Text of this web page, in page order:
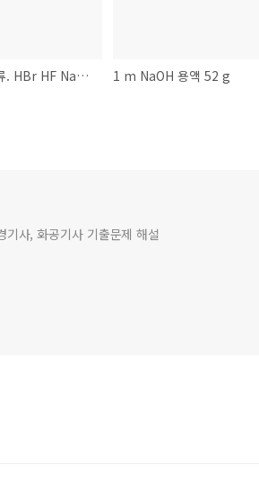
전해질 분류. HBr HF NaClO4 (NH4)2CO3 NH3 에틸알코올 1 m NaOH 용액 52 g
사, 화공기사 기출문제 해설